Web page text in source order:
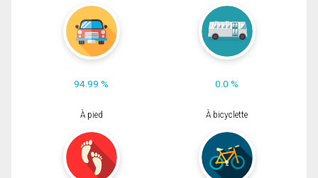
94.99 % 0.0 %
À pied À bicyclette